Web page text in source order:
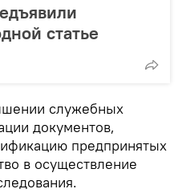
статье
служебных
документов,
предпринятых
в осуществление